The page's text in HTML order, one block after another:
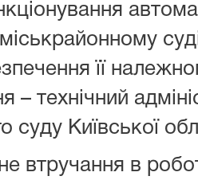
її
– технічний
суду Київської
втручання в